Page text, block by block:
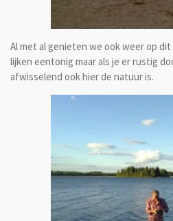
Al met al genieten we ook weer op
lijken eentonig maar als je er rustig
afwisselend ook hier de natuur is.